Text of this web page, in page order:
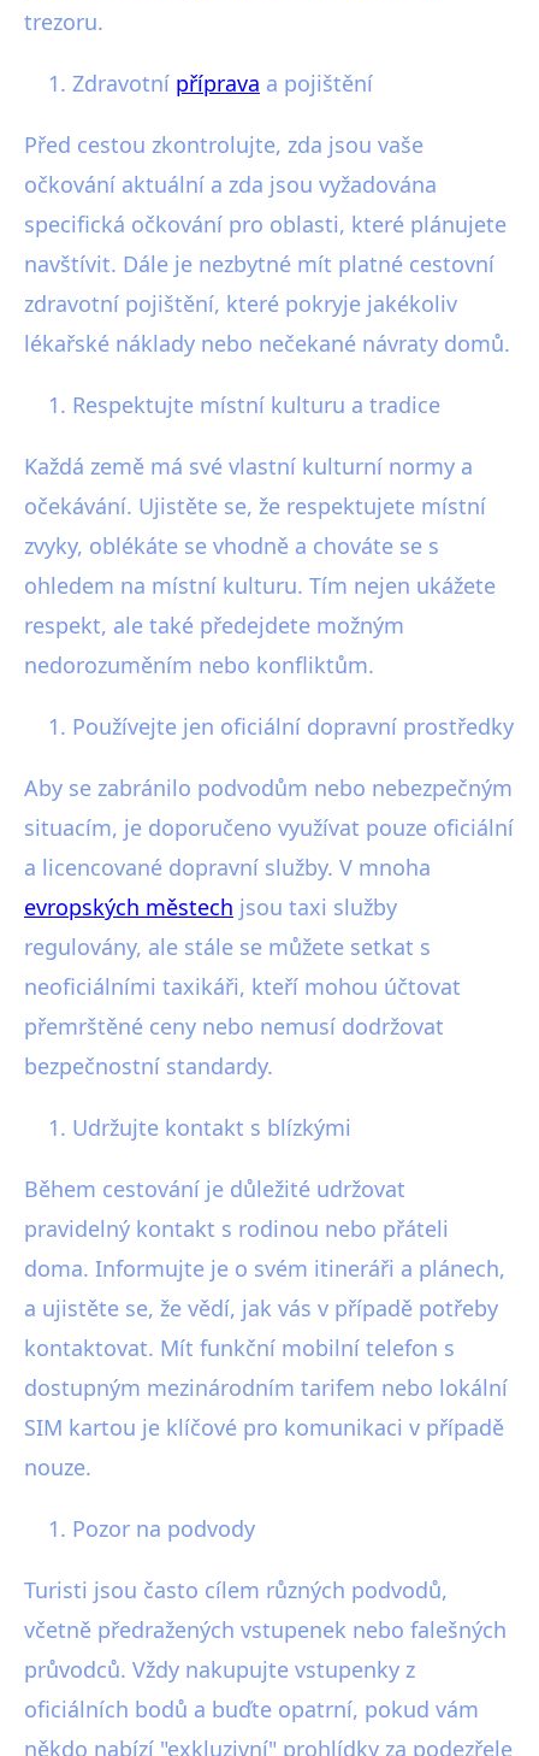
trezoru.
Zdravotní příprava a pojištění
Před cestou zkontrolujte, zda jsou vaše
očkování aktuální a zda jsou vyžadována
specifická očkování pro oblasti, které plánujete
navštívit. Dále je nezbytné mít platné cestovní
zdravotní pojištění, které pokryje jakékoliv
lékařské náklady nebo nečekané návraty domů.
Respektujte místní kulturu a tradice
Každá země má své vlastní kulturní normy a
očekávání. Ujistěte se, že respektujete místní
zvyky, oblékáte se vhodně a chováte se s
ohledem na místní kulturu. Tím nejen ukážete
respekt, ale také předejdete možným
nedorozuměním nebo konfliktům.
Používejte jen oficiální dopravní prostředky
Aby se zabránilo podvodům nebo nebezpečným
situacím, je doporučeno využívat pouze oficiální
a licencované dopravní služby. V mnoha
evropských městech jsou taxi služby
regulovány, ale stále se můžete setkat s
neoficiálními taxikáři, kteří mohou účtovat
přemrštěné ceny nebo nemusí dodržovat
bezpečnostní standardy.
Udržujte kontakt s blízkými
Během cestování je důležité udržovat
pravidelný kontakt s rodinou nebo přáteli
doma. Informujte je o svém itineráři a plánech,
a ujistěte se, že vědí, jak vás v případě potřeby
kontaktovat. Mít funkční mobilní telefon s
dostupným mezinárodním tarifem nebo lokální
SIM kartou je klíčové pro komunikaci v případě
nouze.
Pozor na podvody
Turisti jsou často cílem různých podvodů,
včetně předražených vstupenek nebo falešných
průvodců. Vždy nakupujte vstupenky z
oficiálních bodů a buďte opatrní, pokud vám
někdo nabízí "exkluzivní" prohlídky za podezřele